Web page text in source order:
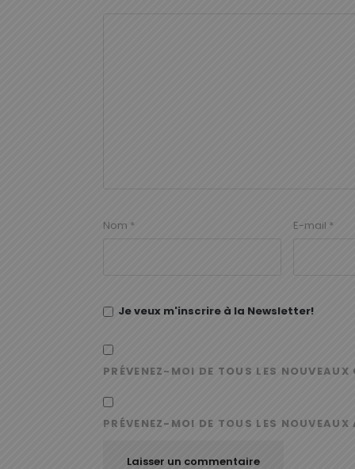
Nom * E-mail *
Je veux m'inscrire à la Newsletter!
PRÉVENEZ-MOI DE TOUS LES
PRÉVENEZ-MOI DE TOUS LES